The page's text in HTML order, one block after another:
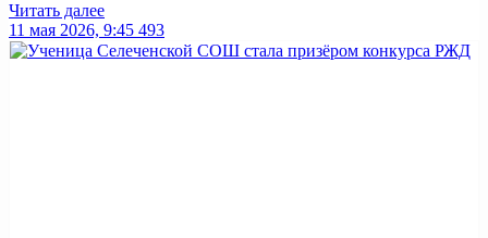
Читать далее
11 мая 2026, 9:45 493